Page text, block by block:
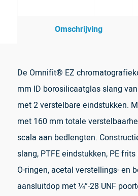
Omschrijving
De Omnifit® EZ
mm ID borosilicaatglas slang
met 2 verstelbare eindstukken.
met 160 mm totale
scala aan bedlengten.
slang, PTFE eindstukken, PE
O-ringen, acetal verstellings- en
aansluitdop met ¼”-28 UNF